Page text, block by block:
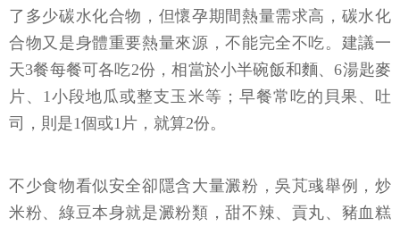
了多少碳水化合物，但懷孕期間熱量需求高，碳水化
合物又是身體重要熱量來源，不能完全不吃。建議一
天3餐每餐可各吃2份，相當於小半碗飯和麵、6湯匙麥
片、1小段地瓜或整支玉米等；早餐常吃的貝果、吐
司，則是1個或1片，就算2份。
不少食物看似安全卻隱含大量澱粉，吳芃彧舉例，炒
米粉、綠豆本身就是澱粉類，甜不辣、貢丸、豬血糕